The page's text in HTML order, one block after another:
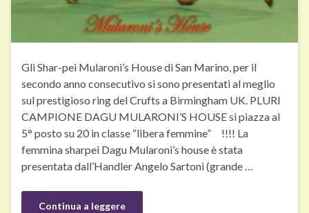
Gli Shar-pei Mularoni’s House di San Marino, per il
secondo anno consecutivo si sono presentati al meglio
sul prestigioso ring del Crufts a Birmingham UK. PLURI
CAMPIONE DAGU MULARONI’S HOUSE si piazza al
5° posto su 20 in classe “libera femmine” !!!! La
femmina sharpei Dagu Mularoni’s house è stata
presentata dall’Handler Angelo Sartoni (grande …
Continua a leggere